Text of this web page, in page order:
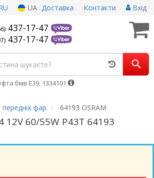
UA Доставка Контакти Вхід
437-17-47
437-17-47
бмв Е39, 1334101
фар 64193 OSRAM
12V 60/55W P43T 64193